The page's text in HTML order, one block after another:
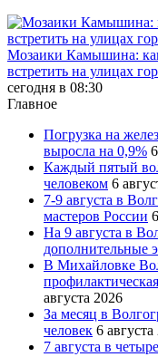
Мозаики Камышина:
встретить на улицах
сегодня в 08:30
Главное
Погрузка на
выросла на 0,9%
Каждый пятый
человеком 6
7-9 августа в
мастеров России
На 9 августа в
дополнительные
В Михайловке
августа 2026
За месяц в
человек 6 августа
7 августа в